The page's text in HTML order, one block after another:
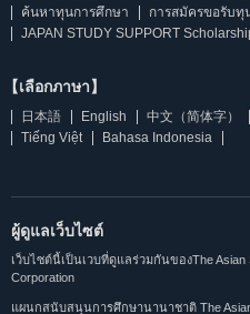
ค้นหาทุนการศึกษา
การสมัครขอรับทุ
JAPAN STUDY SUPPORT
【เลือกภาษา】
日本語 English 中文（简体字）
Tiếng Việt
Bahasa Indonesia
ผู้ดูแลเว็บไซต์
เว็บไซต์นี้เป็นเวบที่ดูแลร่วมกันของThe Asian
Corporation
แผนกสนับสนุนการศึกษานานาชาติ The Asian